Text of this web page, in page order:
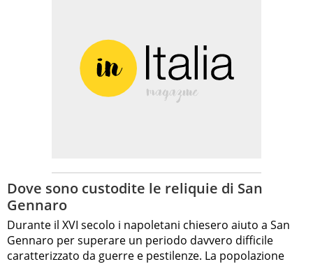
Dove sono custodite le reliquie di San
Gennaro
Durante il XVI secolo i napoletani chiesero aiuto a San
Gennaro per superare un periodo davvero difficile
caratterizzato da guerre e pestilenze. La popolazione